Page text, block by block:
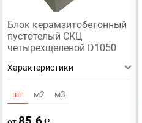
Блок керамзитобетонный
пустотелый СКЦ
четырехщелевой D1050
Характеристики
шт м2 м3